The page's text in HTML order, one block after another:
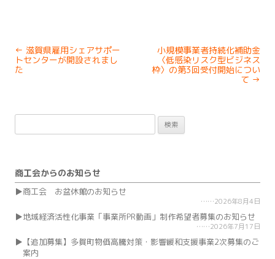
Post
navigation
← 滋賀県雇用シェアサポー
トセンターが開設されまし
た
小規模事業者持続化補助金
〈低感染リスク型ビジネス
枠〉の第3回受付開始につい
て →
索:
商工会からのお知らせ
商工会 お盆休館のお知らせ
2026年8月4日
地域経済活性化事業「事業所PR動画」制作希望者募集のお知らせ
2026年7月17日
【追加募集】多賀町物価高騰対策・影響緩和支援事業2次募集のご
案内